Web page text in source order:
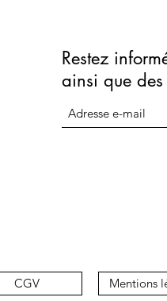
Restez
ainsi que des
CGV Mentions